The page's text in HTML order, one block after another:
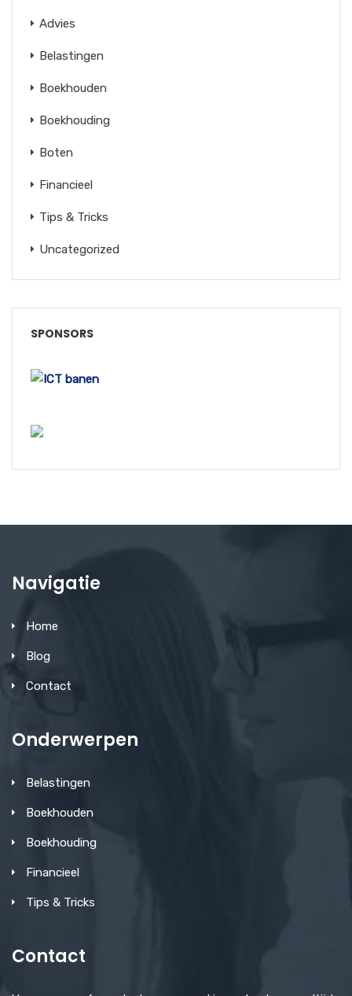
Advies
Belastingen
Boekhouden
Boekhouding
Boten
Financieel
Tips & Tricks
Uncategorized
SPONSORS
Navigatie
Home
Blog
Contact
Onderwerpen
Belastingen
Boekhouden
Boekhouding
Financieel
Tips & Tricks
Contact